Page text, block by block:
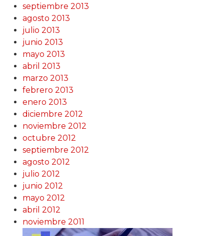
septiembre 2013
agosto 2013
julio 2013
junio 2013
mayo 2013
abril 2013
marzo 2013
febrero 2013
enero 2013
diciembre 2012
noviembre 2012
octubre 2012
septiembre 2012
agosto 2012
julio 2012
junio 2012
mayo 2012
abril 2012
noviembre 2011